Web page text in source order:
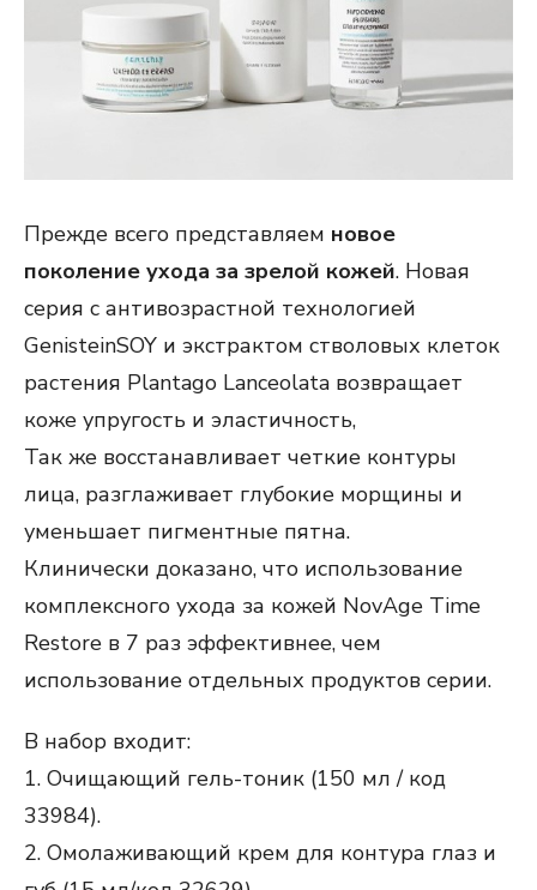
Прежде всего представляем новое
поколение ухода за зрелой кожей. Новая
серия с антивозрастной технологией
GenisteinSOY и экстрактом стволовых клеток
растения Plantago Lanceolata возвращает
коже упругость и эластичность,
Так же восстанавливает четкие контуры
лица, разглаживает глубокие морщины и
уменьшает пигментные пятна.
Клинически доказано, что использование
комплексного ухода за кожей NovAge Time
Restore в 7 раз эффективнее, чем
использование отдельных продуктов серии.
В набор входит:
1. Очищающий гель-тоник (150 мл / код
33984).
2. Омолаживающий крем для контура глаз и